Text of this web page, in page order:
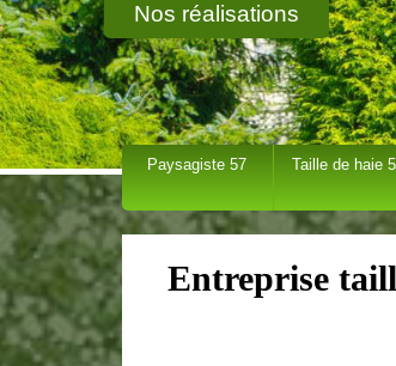
Nos réalisations
Paysagiste 57 Taille de haie
Entreprise